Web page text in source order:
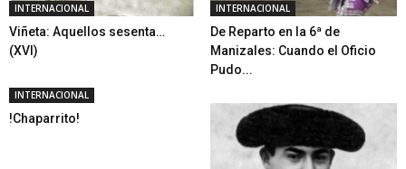
INTERNACIONAL
Viñeta: Aquellos sesenta…
(XVI)
INTERNACIONAL
De Reparto en la 6ª de
Manizales: Cuando el Oficio
Pudo...
INTERNACIONAL
!Chaparrito!